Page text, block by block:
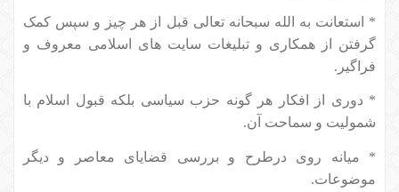
* استعانت به الله سبحانه تعالی قبل از هر چیز و سپس کمک
گرفتن از همکاری و تبلیغات سایت های اسلامی معروف و
فراگیر.
* دوری از افکار هر گونه حزب سیاسی بلکه قبول اسلام با
شمولیت و سماحت آن.
* میانه روی درطرح و بررسی قضایای معاصر و دیگر
موضوعات.